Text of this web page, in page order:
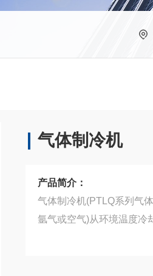
气体制冷机
产品简介：
气体制冷机(PTLQ系列气
氩气或空气)从环境温度冷